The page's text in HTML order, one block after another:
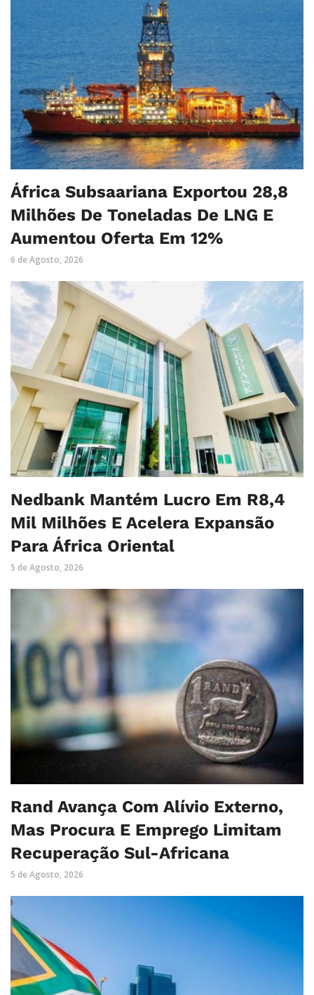
África Subsaariana Exportou 28,8
Milhões De Toneladas De LNG E
Aumentou Oferta Em 12%
6 de Agosto, 2026
Nedbank Mantém Lucro Em R8,4
Mil Milhões E Acelera Expansão
Para África Oriental
5 de Agosto, 2026
Rand Avança Com Alívio Externo,
Mas Procura E Emprego Limitam
Recuperação Sul-Africana
5 de Agosto, 2026